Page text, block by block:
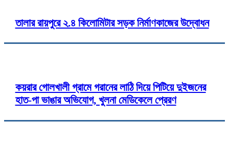
তালার রায়পুরে ২.৪ কিলোমিটার সড়ক নির্মাণকাজের উদ্বোধন
কয়রার গোলখালী গ্রামে গরানের লাঠি দিয়ে পিটিয়ে দুইজনের
হাত-পা ভাঙার অভিযোগ, খুলনা মেডিকেলে প্রেরণ